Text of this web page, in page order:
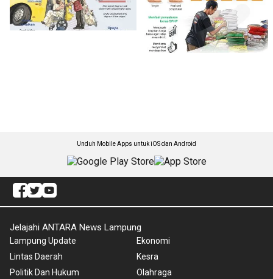
Unduh Mobile Apps untuk iOS dan Android
Jelajahi ANTARA News Lampung
Lampung Update
Lintas Daerah
Politik Dan Hukum
Ekonomi
Kesra
Olahraga